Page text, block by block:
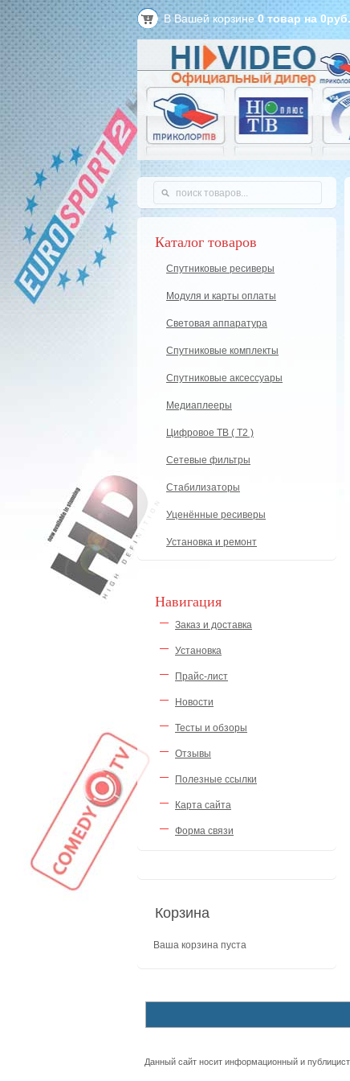
В Вашей корзине0 товар на 0руб.
Каталог товаров
Спутниковые ресиверы
Модуля и карты оплаты
Световая аппаратура
Спутниковые комплекты
Спутниковые аксессуары
Медиаплееры
Цифровое ТВ ( Т2 )
Сетевые фильтры
Стабилизаторы
Уценённые ресиверы
Установка и ремонт
Навигация
Заказ и доставка
Установка
Прайс-лист
Новости
Тесты и обзоры
Отзывы
Полезные ссылки
Карта сайта
Форма связи
Корзина
Ваша корзина пуста
Данный сайт носит информационный и